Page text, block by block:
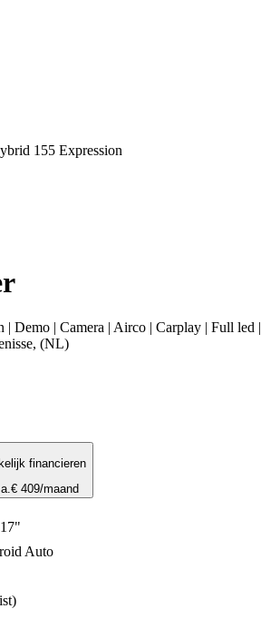
155 Expression
| Demo | Camera | Airco | Carplay | Full led |
(NL)
financieren
€ 409/maand
Auto